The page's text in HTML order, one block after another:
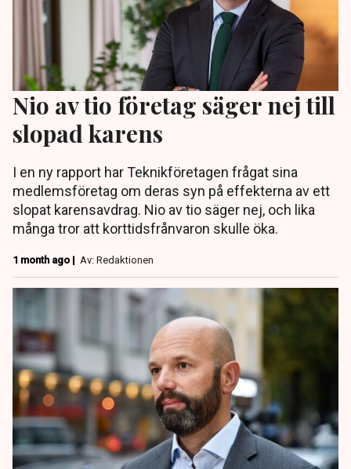
Nio av tio företag säger nej till
slopad karens
I en ny rapport har Teknikföretagen frågat sina
medlemsföretag om deras syn på effekterna av ett
slopat karensavdrag. Nio av tio säger nej, och lika
många tror att korttidsfrånvaron skulle öka.
1 month ago | Av: Redaktionen